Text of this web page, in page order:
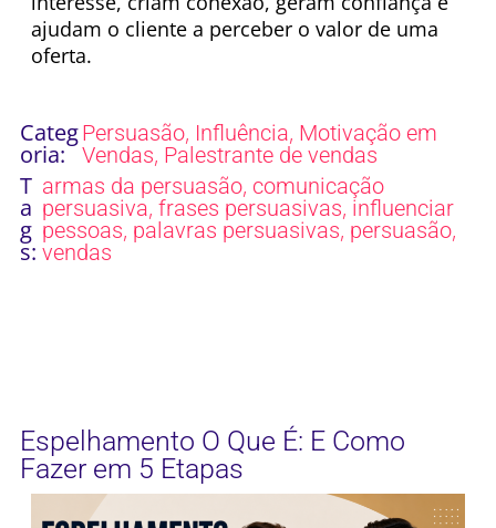
ajudam o cliente a perceber o valor de uma
oferta.
Categ
oria:
Persuasão, Influência, Motivação em
Vendas, Palestrante de vendas
T
a
g
s:
armas da persuasão, comunicação
persuasiva, frases persuasivas, influenciar
pessoas, palavras persuasivas, persuasão,
vendas
Espelhamento O Que É: E Como
Fazer em 5 Etapas